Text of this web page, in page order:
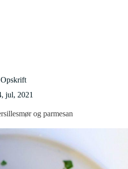
Opskrift
jul, 2021
og parmesan